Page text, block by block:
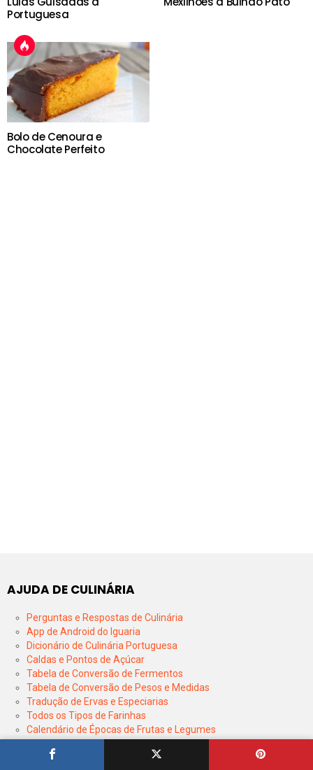
Portuguesa
Bolo de Cenoura e
Chocolate Perfeito
AJUDA DE CULINÁRIA
Perguntas e Respostas de Culinária
App de Android do Iguaria
Dicionário de Culinária Portuguesa
Caldas e Pontos de Açúcar
Tabela de Conversão de Fermentos
Tabela de Conversão de Pesos e Medidas
Tradução de Ervas e Especiarias
Todos os Tipos de Farinhas
Calendário de Épocas de Frutas e Legumes
Tempo de Conservação de Produtos no Congelador